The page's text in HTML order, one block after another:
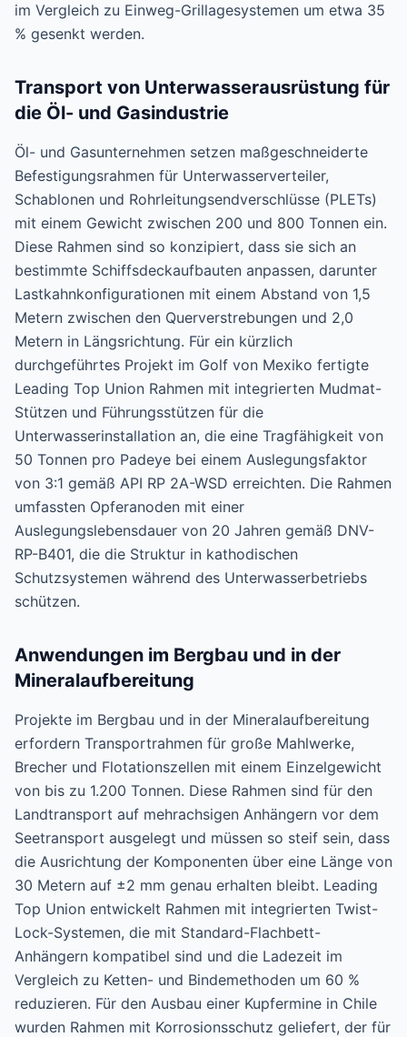
im Vergleich zu Einweg-Grillagesystemen um etwa 35
% gesenkt werden.
Transport von Unterwasserausrüstung für
die Öl- und Gasindustrie
Öl- und Gasunternehmen setzen maßgeschneiderte
Befestigungsrahmen für Unterwasserverteiler,
Schablonen und Rohrleitungsendverschlüsse (PLETs)
mit einem Gewicht zwischen 200 und 800 Tonnen ein.
Diese Rahmen sind so konzipiert, dass sie sich an
bestimmte Schiffsdeckaufbauten anpassen, darunter
Lastkahnkonfigurationen mit einem Abstand von 1,5
Metern zwischen den Querverstrebungen und 2,0
Metern in Längsrichtung. Für ein kürzlich
durchgeführtes Projekt im Golf von Mexiko fertigte
Leading Top Union Rahmen mit integrierten Mudmat-
Stützen und Führungsstützen für die
Unterwasserinstallation an, die eine Tragfähigkeit von
50 Tonnen pro Padeye bei einem Auslegungsfaktor
von 3:1 gemäß API RP 2A-WSD erreichten. Die Rahmen
umfassten Opferanoden mit einer
Auslegungslebensdauer von 20 Jahren gemäß DNV-
RP-B401, die die Struktur in kathodischen
Schutzsystemen während des Unterwasserbetriebs
schützen.
Anwendungen im Bergbau und in der
Mineralaufbereitung
Projekte im Bergbau und in der Mineralaufbereitung
erfordern Transportrahmen für große Mahlwerke,
Brecher und Flotationszellen mit einem Einzelgewicht
von bis zu 1.200 Tonnen. Diese Rahmen sind für den
Landtransport auf mehrachsigen Anhängern vor dem
Seetransport ausgelegt und müssen so steif sein, dass
die Ausrichtung der Komponenten über eine Länge von
30 Metern auf ±2 mm genau erhalten bleibt. Leading
Top Union entwickelt Rahmen mit integrierten Twist-
Lock-Systemen, die mit Standard-Flachbett-
Anhängern kompatibel sind und die Ladezeit im
Vergleich zu Ketten- und Bindemethoden um 60 %
reduzieren. Für den Ausbau einer Kupfermine in Chile
wurden Rahmen mit Korrosionsschutz geliefert, der für